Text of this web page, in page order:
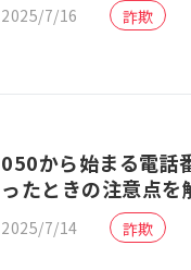
2025/7/16 詐欺
050から始まる電話
ったときの注意点を
2025/7/14 詐欺